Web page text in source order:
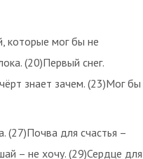
которые мог бы не
(20)Первый снег.
знает зачем. (23)Мог бы
(27)Почва для счастья –
– не хочу. (29)Сердце для